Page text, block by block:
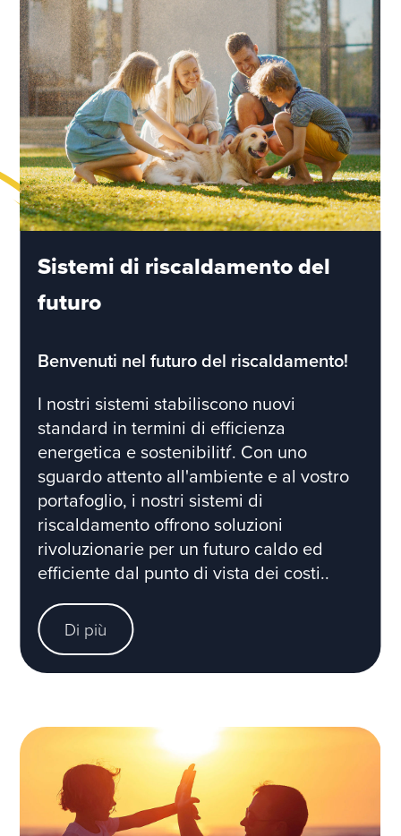
Sistemi di riscaldamento del
futuro
Benvenuti nel futuro del riscaldamento!
I nostri sistemi stabiliscono nuovi
standard in termini di efficienza
energetica e sostenibilitŕ. Con uno
sguardo attento all'ambiente e al vostro
portafoglio, i nostri sistemi di
riscaldamento offrono soluzioni
rivoluzionarie per un futuro caldo ed
efficiente dal punto di vista dei costi..
Di più